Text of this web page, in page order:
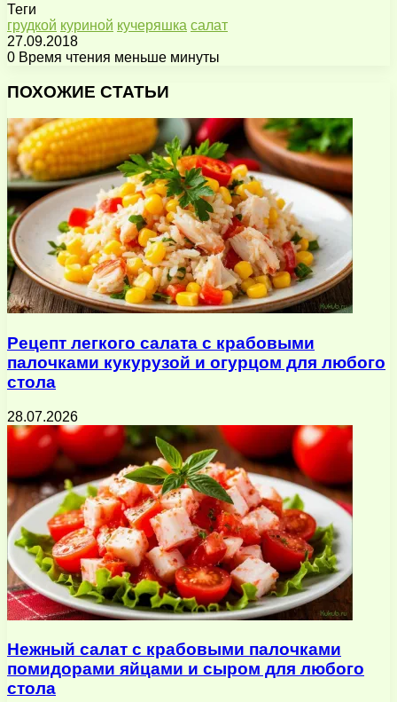
Теги
грудкой куриной кучеряшка салат
27.09.2018
0 Время чтения меньше минуты
через
почту
ПОХОЖИЕ СТАТЬИ
Рецепт легкого салата с крабовыми
палочками кукурузой и огурцом для любого
стола
28.07.2026
Нежный салат с крабовыми палочками
помидорами яйцами и сыром для любого
стола